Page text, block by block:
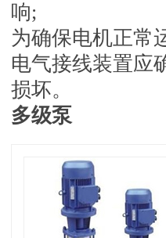
响;
为确保电机正常
电气接线装置应
损坏。
多级泵